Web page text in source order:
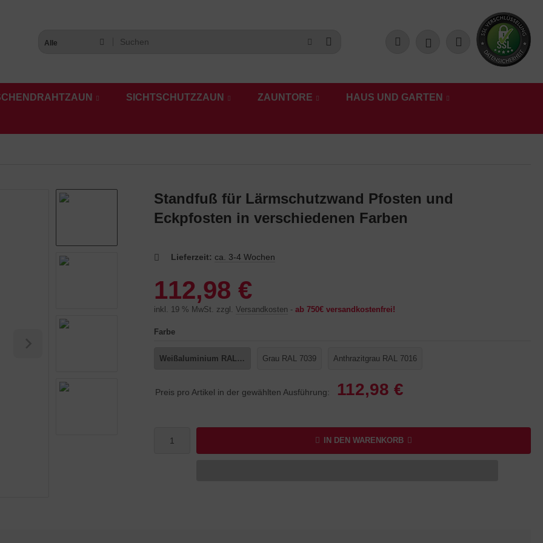
Alle
SICHTSCHUTZZAUN ZAUNTORE HAUS UND GARTEN
Standfuß für Lärmschutzwand Pfosten und
Eckpfosten in verschiedenen Farben
Lieferzeit: ca. 3-4 Wochen
112,98 €
inkl. 19 % MwSt. zzgl. Versandkosten - ab 750€ versandkostenfrei!
Farbe
Weißaluminium RAL 9006 Grau RAL 7039 Anthrazitgrau RAL 7016
Preis pro Artikel in der gewählten Ausführung: 112,98 €
IN DEN WARENKORB